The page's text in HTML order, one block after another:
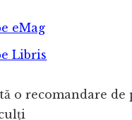
eMag
Libris
o recomandare de